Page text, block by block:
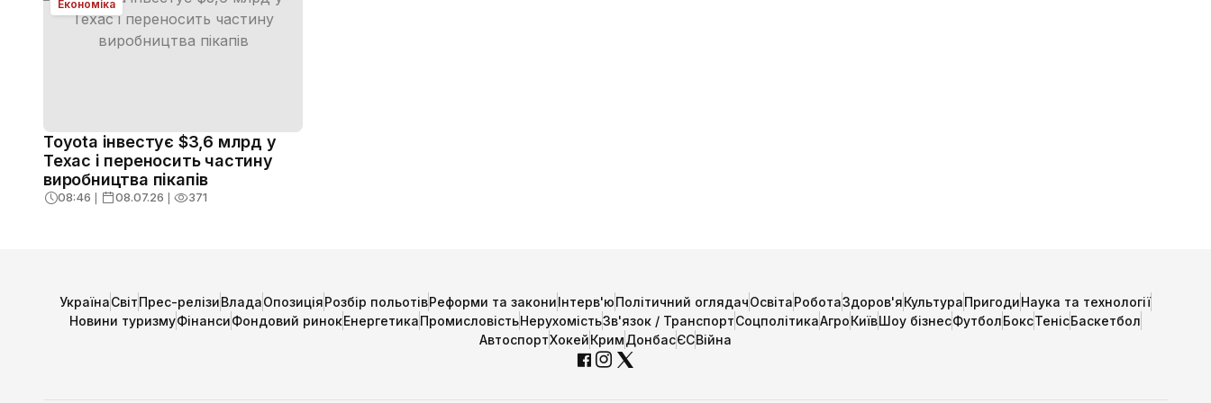
Економіка
Toyota інвестує $3,6 млрд у
Техас і переносить частину
виробництва пікапів
08:46 ❘ 08.07.26 ❘ 371
УкраїнаСвітПрес-релізиВладаОпозиціяРозбір польотівРеформи та закониІнтерв'юПолітичний оглядачОсвітаРоботаЗдоров'яКультураПригодиНаука та технології
Новини туризмуФінансиФондовий ринокЕнергетикаПромисловістьНерухомістьЗв'язок / ТранспортСоцполітикаАгроКиївШоу бізнесФутболБоксТенісБаскетбол
АвтоспортХокейКримДонбасЄСВійна